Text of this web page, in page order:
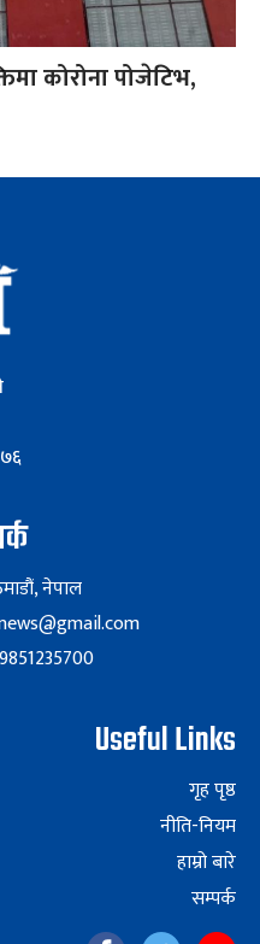
कोरोना पोजेटिभ,
नेपाल
Useful Links
गृह पृष्ठ
नीति-नियम
हाम्रो बारे
सम्पर्क